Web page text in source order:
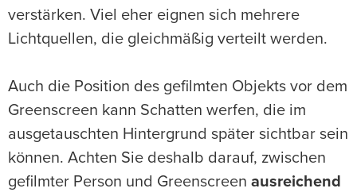
verstärken. Viel eher eignen sich mehrere
Lichtquellen, die gleichmäßig verteilt werden.
Auch die Position des gefilmten Objekts vor dem
Greenscreen kann Schatten werfen, die im
ausgetauschten Hintergrund später sichtbar sein
können. Achten Sie deshalb darauf, zwischen
gefilmter Person und Greenscreen ausreichend